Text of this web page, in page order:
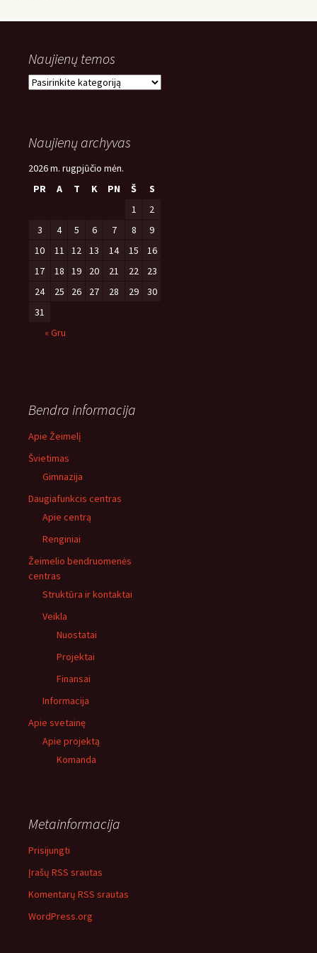
Naujienų temos
Naujienų
Naujienų archyvas
2026 m. rugpjūčio mėn.
PR
A T K PN Š
S
1
2
3
4 5 6 7 8
9
10
11 12 13 14 15
16
17
18 19 20 21 22
23
24
25 26 27 28 29
30
31
« Gru
Bendra informacija
Apie Žeimelį
Švietimas
Gimnazija
Daugiafunkcis centras
Apie centrą
Renginiai
Žeimelio bendruomenės
centras
Struktūra ir kontaktai
Veikla
Nuostatai
Projektai
Finansai
Informacija
Apie svetainę
Apie projektą
Komanda
Metainformacija
Prisijungti
Įrašų RSS srautas
Komentarų RSS srautas
WordPress.org